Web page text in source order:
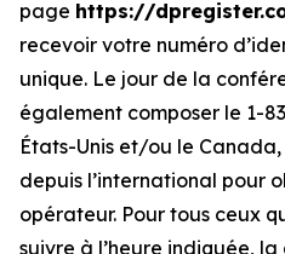
page https://
recevoir votre numéro
unique. Le jour de la
également composer le 1-
États-Unis et/ou le Canada,
depuis l’international pour
opérateur. Pour tous ceux
suivre à l’heure indiquée,